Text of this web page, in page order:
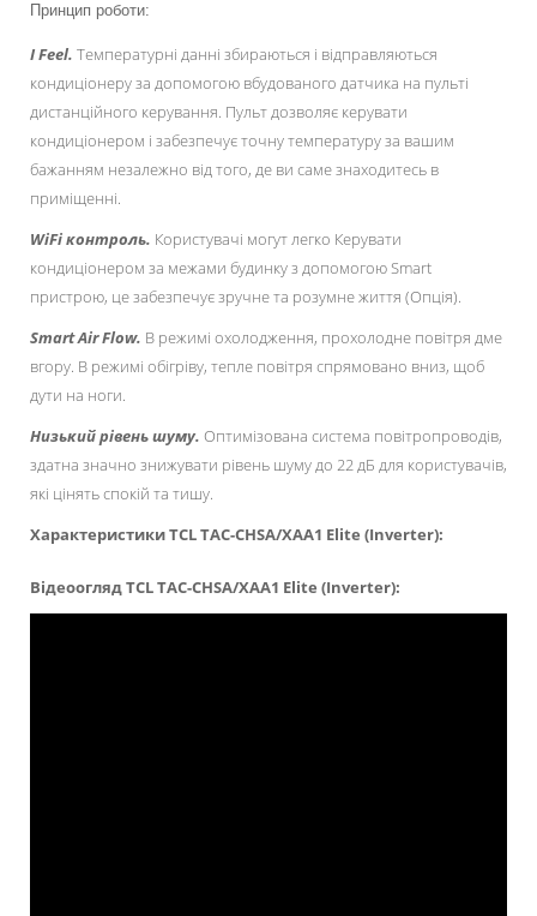
Принцип роботи:
I Feel. Температурні данні збираються і відправляються
кондиціонеру за допомогою вбудованого датчика на пульті
дистанційного керування. Пульт дозволяє керувати
кондиціонером і забезпечує точну температуру за вашим
бажанням незалежно від того, де ви саме знаходитесь в
приміщенні.
WiFi контроль. Користувачі могут легко Керувати
кондиціонером за межами будинку з допомогою Smart
пристрою, це забезпечує зручне та розумне життя (Опція).
Smart Air Flow. В режимі охолодження, прохолодне повітря дме
вгору. В режимі обігріву, тепле повітря спрямовано вниз, щоб
дути на ноги.
Низький рівень шуму. Оптимізована система повітропроводів,
здатна значно знижувати рівень шуму до 22 дБ для користувачів,
які цінять спокій та тишу.
Характеристики TCL TAC-CHSA/XAA1 Elite (Inverter):
Відеоогляд TCL TAC-CHSA/XAA1 Elite (Inverter):